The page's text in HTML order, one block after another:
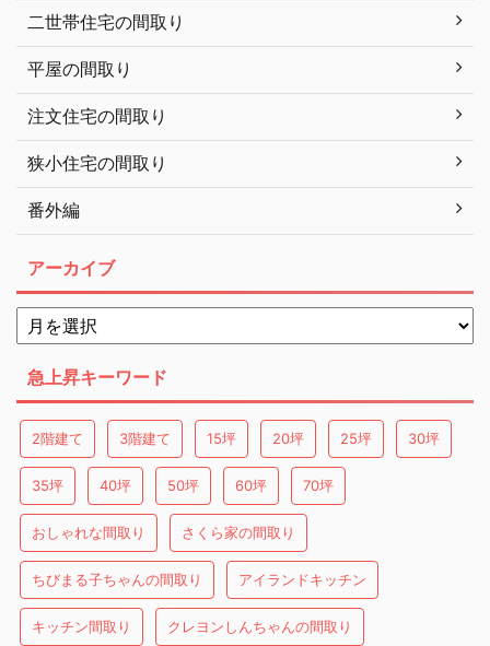
二世帯住宅の間取り
平屋の間取り
注文住宅の間取り
狭小住宅の間取り
番外編
アーカイブ
急上昇キーワード
2階建て 3階建て 15坪 20坪 25坪 30坪
35坪 40坪 50坪 60坪 70坪
おしゃれな間取り さくら家の間取り
ちびまる子ちゃんの間取り アイランドキッチン
キッチン間取り クレヨンしんちゃんの間取り